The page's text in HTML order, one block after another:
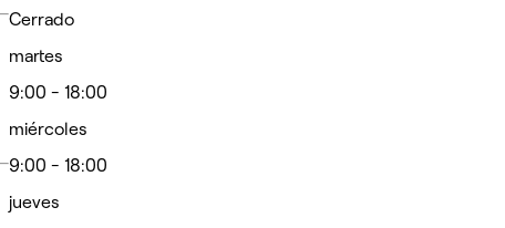
Cerrado
martes
9:00 - 18:00
miércoles
9:00 - 18:00
jueves